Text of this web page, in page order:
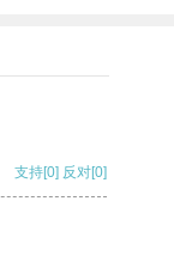
支持[0] 反对[0]